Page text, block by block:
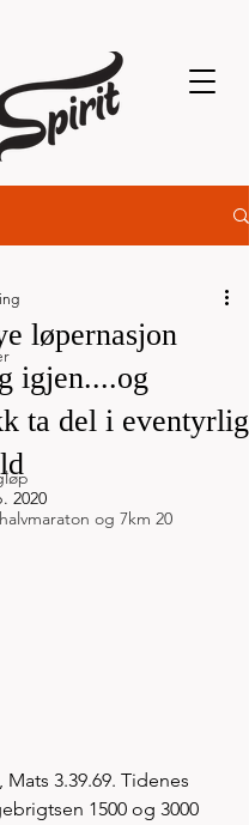
og 7km 20
løpernasjon
igjen....og
ta del i eventyrlig
2020
Mats 3.39.69. Tidenes
1500 og 3000